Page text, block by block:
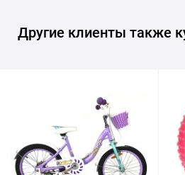
Другие клиенты также